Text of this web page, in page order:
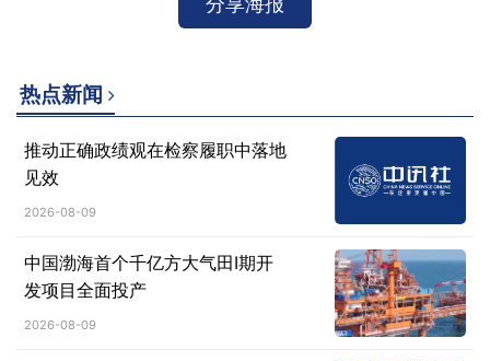
分享海报
热点新闻
推动正确政绩观在检察履职中落地
见效
2026-08-09
中国渤海首个千亿方大气田Ⅰ期开
发项目全面投产
2026-08-09